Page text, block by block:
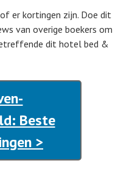
er kortingen zijn. Doe dit
van overige boekers om
dit hotel bed &
Beste
>